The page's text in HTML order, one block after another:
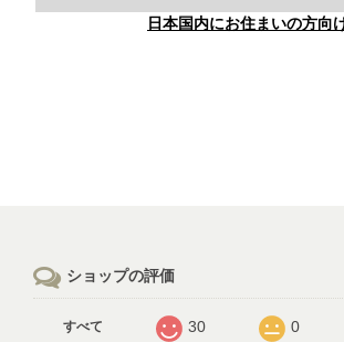
日本国内にお住まいの方向
ショップの評価
すべて 30 0